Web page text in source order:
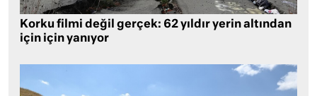
Korku filmi değil gerçek: 62 yıldır yerin altından
için için yanıyor